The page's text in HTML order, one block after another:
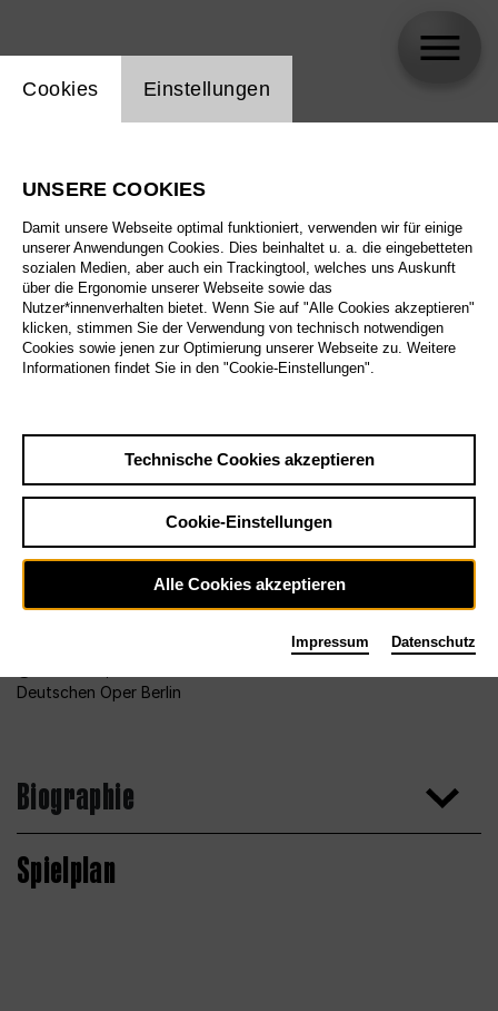
Deutschen Oper Berlin
Biographie
Spielplan
Einstellung Website Cookie
Cookies Einstellungen
UNSERE COOKIES
Damit unsere Webseite optimal funktioniert, verwenden wir für einige
unserer Anwendungen Cookies. Dies beinhaltet u. a. die eingebetteten
sozialen Medien, aber auch ein Trackingtool, welches uns Auskunft
über die Ergonomie unserer Webseite sowie das
Nutzer*innenverhalten bietet. Wenn Sie auf "Alle Cookies akzeptieren"
klicken, stimmen Sie der Verwendung von technisch notwendigen
Cookies sowie jenen zur Optimierung unserer Webseite zu. Weitere
Informationen findet Sie in den "Cookie-Einstellungen".
Technische Cookies akzeptieren
Cookie-Einstellungen
Alle Cookies akzeptieren
Impressum Datenschutz